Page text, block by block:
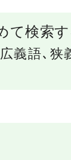
て検索す
義語､狭